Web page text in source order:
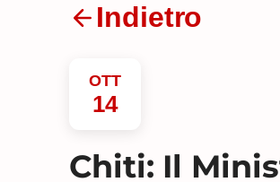
Indietro
OTT
14
Chiti: Il